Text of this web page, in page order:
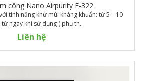
công Nano Airpurity F-322
tính năng khử mùi kháng khuẩn: từ 5 – 10
từ ngày khi sử dụng ( phụ th..
Liên hệ